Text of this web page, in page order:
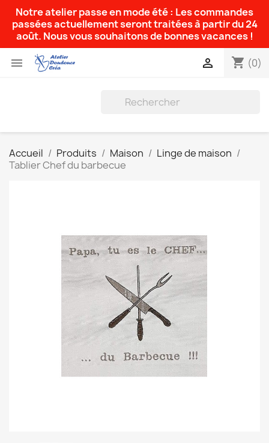
Notre atelier passe en mode été : Les commandes
passées actuellement seront traitées à partir du 24
août. Nous vous souhaitons de bonnes vacances !
 shopping_cart (0)

Accueil Produits Maison
Linge de maison
Tablier Chef du barbecue